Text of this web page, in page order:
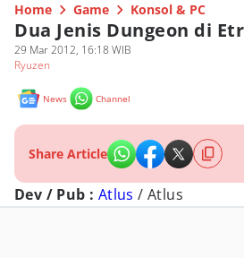
Home Game Konsol & PC
Dua Jenis Dungeon di
29 Mar 2012, 16:18 WIB
Ryuzen
News Channel
Share Article
Dev / Pub : Atlus / Atlus